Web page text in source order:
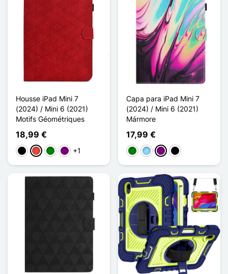
Housse iPad Mini 7
(2024) / Mini 6 (2021)
Motifs Géométriques
18,99 €
PretoVermelho
VerdePúrpura
+1
Capa para iPad Mini 7
(2024) / Mini 6 (2021)
Mármore
17,99 €
VerdeAzul Claro
PúrpuraNoir Doré Marbre